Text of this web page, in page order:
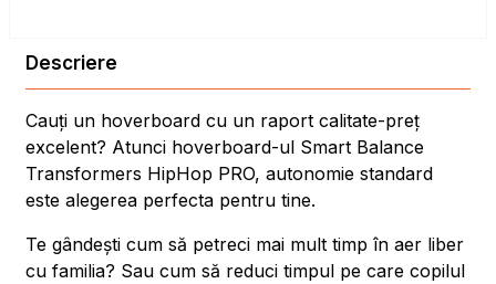
Descriere
Cauți un hoverboard cu un raport calitate-preț
excelent? Atunci hoverboard-ul Smart Balance
Transformers HipHop PRO, autonomie standard
este alegerea perfecta pentru tine.
Te gândești cum să petreci mai mult timp în aer liber
cu familia? Sau cum să reduci timpul pe care copilul